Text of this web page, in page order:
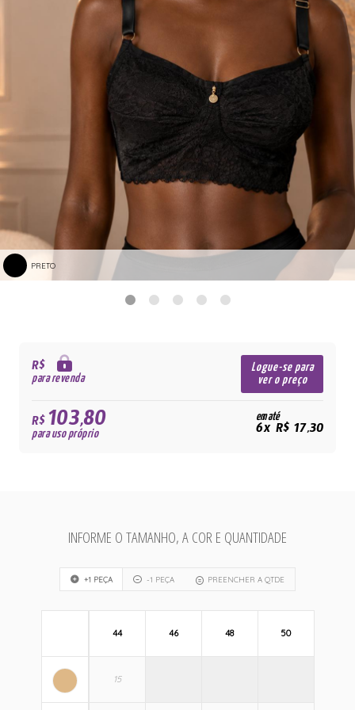
PRETO
R$
para revenda
Logue-se para
ver o preço
R$103,80
para uso próprio
em até
6x R$ 17,30
INFORME O TAMANHO, A COR E QUANTIDADE
+1 PEÇA -1 PEÇA PREENCHER A QTDE
44 46 48 50